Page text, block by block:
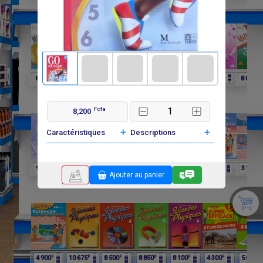
8,200 Fcfa
Caractéristiques + Descriptions +
Ajouter au panier
8 250F 6 060 4 025 8 015 6 600 3 900 8 000
9 750 9 750F F F 4 900F 3 100
4 900F 10 675F 8 500F 8 850F 8 100F 4 300F 5 000